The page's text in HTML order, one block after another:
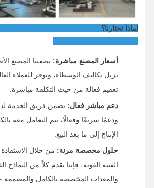
لماذا تختارنا؟
أسعار المصنع مباشرة: بصفتنا المصنع
نزيل تكاليف الوسطاء، ونوفر للعملاء
تعقيم فعالة من حيث التكلفة مباشرة.
دعم مباشر فعال: يضمن فريق الخدمة
ودعمًا سريعًا وفعالًا، يتم التعامل معه
الإنتاج إلى ما بعد البيع.
حلول مخصصة مرنة: من خلال
الفنية القوية، فإننا نقدم كلاً من النماذج
والمعدات المخصصة بالكامل والمصممة